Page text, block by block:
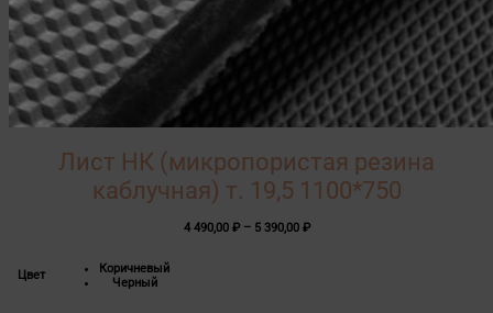
Лист НК (микропористая резина
каблучная) т. 19,5 1100*750
4 490,00 ₽ – 5 390,00 ₽Диапазон
Цвет
Коричневый
Черный